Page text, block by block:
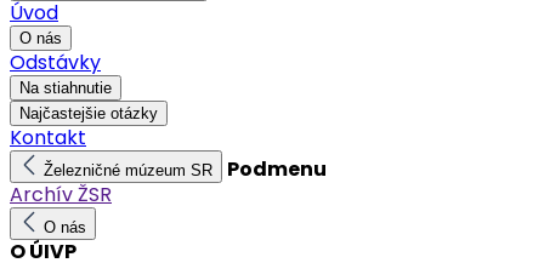
Úvod
O nás
Odstávky
Na stiahnutie
Najčastejšie otázky
Kontakt
Železničné múzeum SR
Podmenu
Archív ŽSR
O nás
O ÚIVP